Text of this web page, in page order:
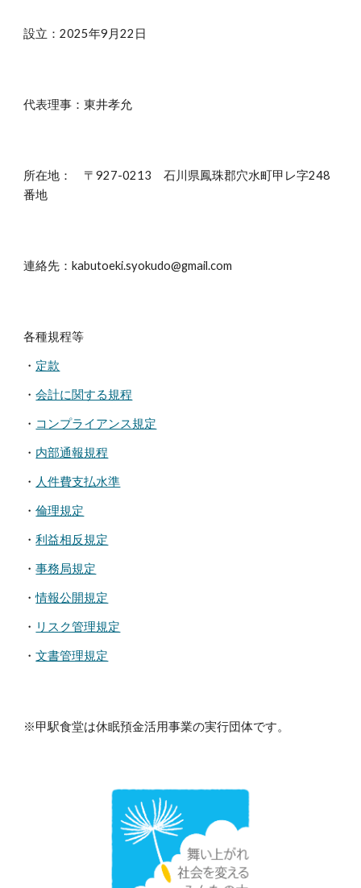
設立：2025年9月22日
代表理事 ：東井孝允
所在地： 〒927-0213 石川県鳳珠郡穴水町甲レ字248
番地
連絡先 ：kabutoeki.syokudo@gmail.com
各種規程等
・ 定款
・会計に関する規程
・ コンプライアンス規定
・ 内部通報規程
・ 人件費支払水準
・倫理規定
・利益相反規定
・事務局規定
・情報公開規定
・ リスク管理規定
・文書管理規定
※甲駅食堂は休眠預金活用事業の実行団体です。